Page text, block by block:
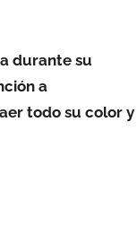
durante su
a
todo su color y